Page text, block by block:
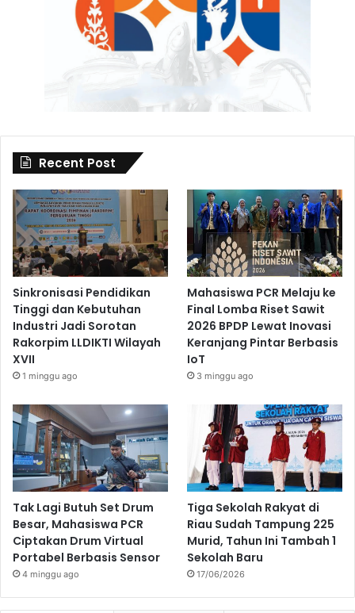
Recent Post
Sinkronisasi Pendidikan
Tinggi dan Kebutuhan
Industri Jadi Sorotan
Rakorpim LLDIKTI Wilayah
XVII
1 minggu ago
Mahasiswa PCR Melaju ke
Final Lomba Riset Sawit
2026 BPDP Lewat Inovasi
Keranjang Pintar Berbasis
IoT
3 minggu ago
Tak Lagi Butuh Set Drum
Besar, Mahasiswa PCR
Ciptakan Drum Virtual
Portabel Berbasis Sensor
4 minggu ago
Tiga Sekolah Rakyat di
Riau Sudah Tampung 225
Murid, Tahun Ini Tambah 1
Sekolah Baru
17/06/2026